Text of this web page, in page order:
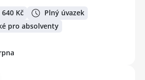
Kč
Plný úvazek
pro absolventy